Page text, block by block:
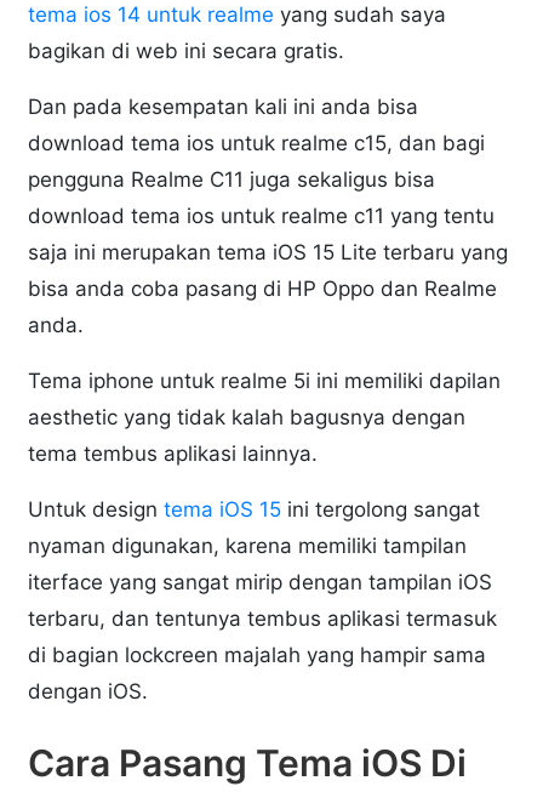
tema ios 14 untuk realme yang sudah saya
bagikan di web ini secara gratis.
Dan pada kesempatan kali ini anda bisa
download tema ios untuk realme c15, dan bagi
pengguna Realme C11 juga sekaligus bisa
download tema ios untuk realme c11 yang tentu
saja ini merupakan tema iOS 15 Lite terbaru yang
bisa anda coba pasang di HP Oppo dan Realme
anda.
Tema iphone untuk realme 5i ini memiliki dapilan
aesthetic yang tidak kalah bagusnya dengan
tema tembus aplikasi lainnya.
Untuk design tema iOS 15 ini tergolong sangat
nyaman digunakan, karena memiliki tampilan
iterface yang sangat mirip dengan tampilan iOS
terbaru, dan tentunya tembus aplikasi termasuk
di bagian lockcreen majalah yang hampir sama
dengan iOS.
Cara Pasang Tema iOS Di